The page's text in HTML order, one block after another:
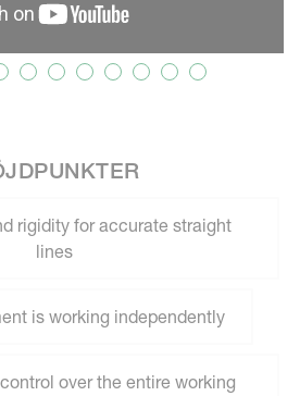
rigidity for accurate straight
lines
is working independently
over the entire working